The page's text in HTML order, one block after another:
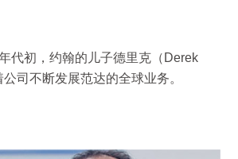
代初，约翰的儿子德里克（Derek
司不断发展范达的全球业务。